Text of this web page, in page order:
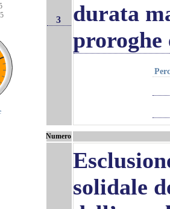
3
durata
Numero
solidale